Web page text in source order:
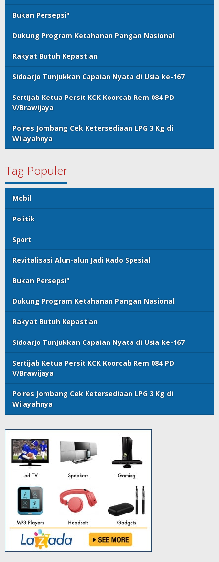
Bukan Persepsi"
Dukung Program Ketahanan Pangan Nasional
Rakyat Butuh Kepastian
Sidoarjo Tunjukkan Capaian Nyata di Usia ke-167
Sertijab Ketua Persit KCK Koorcab Rem 084 PD
V/Brawijaya
Polres Jombang Cek Ketersediaan LPG 3 Kg di
Wilayahnya
Tag Populer
Mobil
Politik
Sport
Revitalisasi Alun-alun Jadi Kado Spesial
Bukan Persepsi"
Dukung Program Ketahanan Pangan Nasional
Rakyat Butuh Kepastian
Sidoarjo Tunjukkan Capaian Nyata di Usia ke-167
Sertijab Ketua Persit KCK Koorcab Rem 084 PD
V/Brawijaya
Polres Jombang Cek Ketersediaan LPG 3 Kg di
Wilayahnya